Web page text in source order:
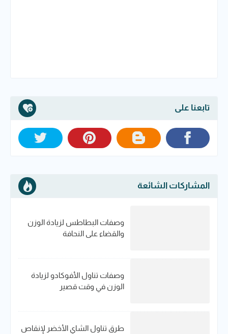
تابعنا على
المشاركات الشائعة
وصفات البطاطس لزيادة الوزن
والقضاء على النحافة
وصفات تناول الأفوكادو لزيادة
الوزن في وقت قصير
طرق تناول الشاي الأخضر لإنقاص